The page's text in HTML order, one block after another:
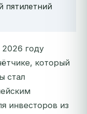
пятилетний
году
который
стал
инвесторов из